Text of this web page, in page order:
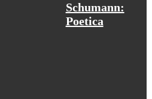
Schumann:
Poetica